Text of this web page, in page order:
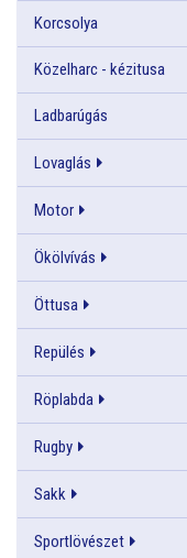
Korcsolya
Közelharc - kézitusa
Ladbarúgás
Lovaglás
Motor
Ökölvívás
Öttusa
Repülés
Röplabda
Rugby
Sakk
Sportlövészet